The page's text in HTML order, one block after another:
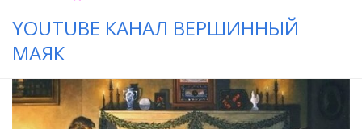
YOUTUBE КАНАЛ ВЕРШИННЫЙ
МАЯК